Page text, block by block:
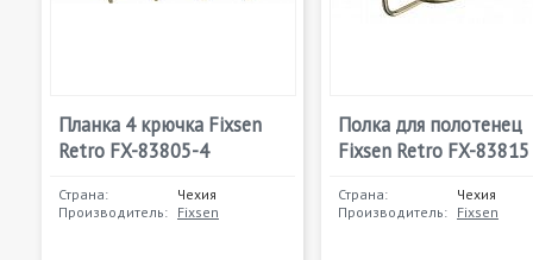
Планка 4 крючка Fixsen
Retro FX-83805-4
Страна:
Чехия
Производитель: Fixsen
Полка для полотенец
Fixsen Retro FX-83815
Страна:
Чехия
Производитель: Fixsen